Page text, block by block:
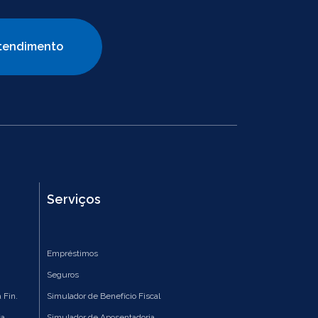
Fin.
Serviços
Empréstimos
Seguros
Simulador de Benefício Fiscal